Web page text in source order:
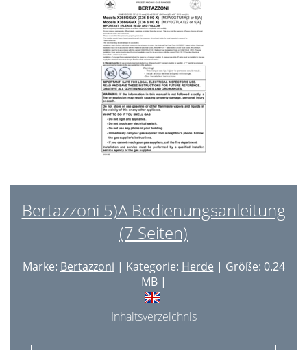
Bertazzoni 5)A Bedienungsanleitung
(7 Seiten)
Marke: Bertazzoni | Kategorie: Herde | Größe: 0.24
MB |
Inhaltsverzeichnis